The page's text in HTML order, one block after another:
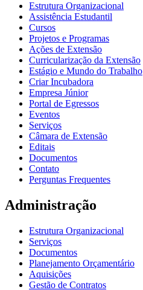
Estrutura Organizacional
Assistência Estudantil
Cursos
Projetos e Programas
Ações de Extensão
Curricularização da Extensão
Estágio e Mundo do Trabalho
Criar Incubadora
Empresa Júnior
Portal de Egressos
Eventos
Serviços
Câmara de Extensão
Editais
Documentos
Contato
Perguntas Frequentes
Administração
Estrutura Organizacional
Serviços
Documentos
Planejamento Orçamentário
Aquisições
Gestão de Contratos